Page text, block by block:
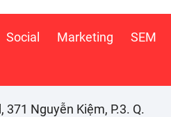
Social Marketing
SEM
371 Nguyễn Kiệm, P.3. Q.